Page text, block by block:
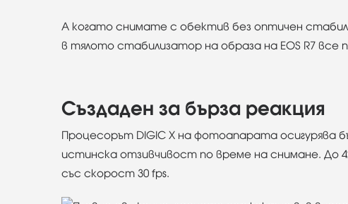
А когато снимате с обектив без оптичен
в тялото стабилизатор на образа на EOS R7
Създаден за бърза реакция
Процесорът DIGIC X на фотоапарата осигурява
истинска отзивчивост по време на снимане. До
със скорост 30 fps.